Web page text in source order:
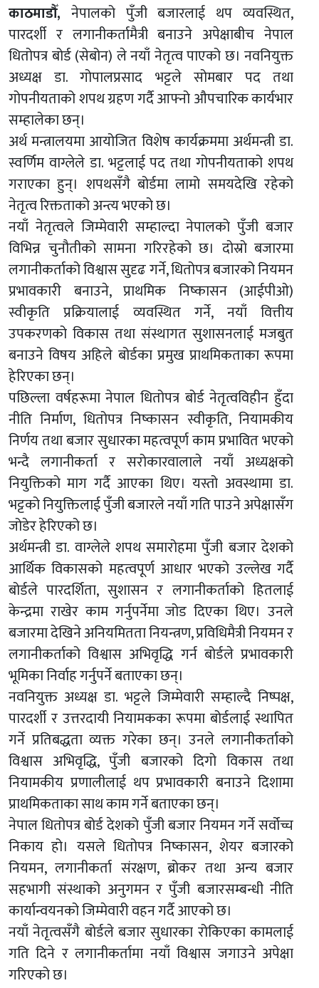
काठमाडौँ, नेपालको पुँजी बजारलाई थप व्यवस्थित,
पारदर्शी र लगानीकर्तामैत्री बनाउने अपेक्षाबीच नेपाल
धितोपत्र बोर्ड (सेबोन) ले नयाँ नेतृत्व पाएको छ। नवनियुक्त
अध्यक्ष डा. गोपालप्रसाद भट्टले सोमबार पद तथा
गोपनीयताको शपथ ग्रहण गर्दै आफ्नो औपचारिक कार्यभार
सम्हालेका छन्।
अर्थ मन्त्रालयमा आयोजित विशेष कार्यक्रममा अर्थमन्त्री डा.
स्वर्णिम वाग्लेले डा. भट्टलाई पद तथा गोपनीयताको शपथ
गराएका हुन्। शपथसँगै बोर्डमा लामो समयदेखि रहेको
नेतृत्व रिक्तताको अन्त्य भएको छ।
नयाँ नेतृत्वले जिम्मेवारी सम्हाल्दा नेपालको पुँजी बजार
विभिन्न चुनौतीको सामना गरिरहेको छ। दोस्रो बजारमा
लगानीकर्ताको विश्वास सुदृढ गर्ने, धितोपत्र बजारको नियमन
प्रभावकारी बनाउने, प्राथमिक निष्कासन (आईपीओ)
स्वीकृति प्रक्रियालाई व्यवस्थित गर्ने, नयाँ वित्तीय
उपकरणको विकास तथा संस्थागत सुशासनलाई मजबुत
बनाउने विषय अहिले बोर्डका प्रमुख प्राथमिकताका रूपमा
हेरिएका छन्।
पछिल्ला वर्षहरूमा नेपाल धितोपत्र बोर्ड नेतृत्वविहीन हुँदा
नीति निर्माण, धितोपत्र निष्कासन स्वीकृति, नियामकीय
निर्णय तथा बजार सुधारका महत्वपूर्ण काम प्रभावित भएको
भन्दै लगानीकर्ता र सरोकारवालाले नयाँ अध्यक्षको
नियुक्तिको माग गर्दै आएका थिए। यस्तो अवस्थामा डा.
भट्टको नियुक्तिलाई पुँजी बजारले नयाँ गति पाउने अपेक्षासँग
जोडेर हेरिएको छ।
अर्थमन्त्री डा. वाग्लेले शपथ समारोहमा पुँजी बजार देशको
आर्थिक विकासको महत्वपूर्ण आधार भएको उल्लेख गर्दै
बोर्डले पारदर्शिता, सुशासन र लगानीकर्ताको हितलाई
केन्द्रमा राखेर काम गर्नुपर्नेमा जोड दिएका थिए। उनले
बजारमा देखिने अनियमितता नियन्त्रण, प्रविधिमैत्री नियमन र
लगानीकर्ताको विश्वास अभिवृद्धि गर्न बोर्डले प्रभावकारी
भूमिका निर्वाह गर्नुपर्ने बताएका छन्।
नवनियुक्त अध्यक्ष डा. भट्टले जिम्मेवारी सम्हाल्दै निष्पक्ष,
पारदर्शी र उत्तरदायी नियामकका रूपमा बोर्डलाई स्थापित
गर्ने प्रतिबद्धता व्यक्त गरेका छन्। उनले लगानीकर्ताको
विश्वास अभिवृद्धि, पुँजी बजारको दिगो विकास तथा
नियामकीय प्रणालीलाई थप प्रभावकारी बनाउने दिशामा
प्राथमिकताका साथ काम गर्ने बताएका छन्।
नेपाल धितोपत्र बोर्ड देशको पुँजी बजार नियमन गर्ने सर्वोच्च
निकाय हो। यसले धितोपत्र निष्कासन, शेयर बजारको
नियमन, लगानीकर्ता संरक्षण, ब्रोकर तथा अन्य बजार
सहभागी संस्थाको अनुगमन र पुँजी बजारसम्बन्धी नीति
कार्यान्वयनको जिम्मेवारी वहन गर्दै आएको छ।
नयाँ नेतृत्वसँगै बोर्डले बजार सुधारका रोकिएका कामलाई
गति दिने र लगानीकर्तामा नयाँ विश्वास जगाउने अपेक्षा
गरिएको छ।